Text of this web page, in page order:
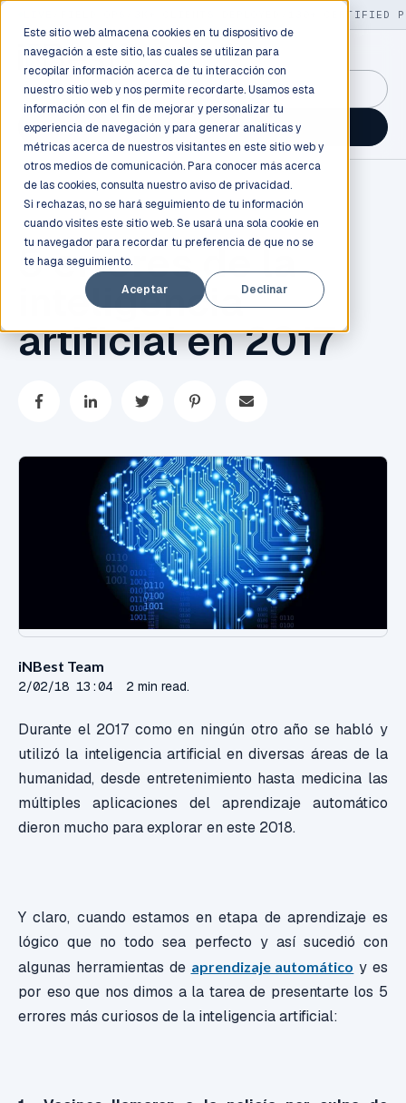
Este sitio web almacena cookies en tu dispositivo de
navegación a este sitio, las cuales se utilizan para
recopilar información acerca de tu interacción con
nuestro sitio web y nos permite recordarte. Usamos esta
información con el fin de mejorar y personalizar tu
experiencia de navegación y para generar analíticas y
métricas acerca de nuestros visitantes en este sitio web y
otros medios de comunicación. Para conocer más acerca
de las cookies, consulta nuestro aviso de privacidad.
Si rechazas, no se hará seguimiento de tu información
cuando visites este sitio web. Se usará una sola cookie en
tu navegador para recordar tu preferencia de que no se
te haga seguimiento.
Aceptar
Declinar
130+ CERTIFIED
GuidancePlex →
Talk to an engineer →
5 errores de la
inteligencia
artificial en 2017
iNBest Team
2/02/18 13:04 2 min read.
Durante el 2017 como en ningún otro año se habló y
utilizó la inteligencia artificial en diversas áreas de la
humanidad, desde entretenimiento hasta medicina las
múltiples aplicaciones del aprendizaje automático
dieron mucho para explorar en este 2018.
Y claro, cuando estamos en etapa de aprendizaje es
lógico que no todo sea perfecto y así sucedió con
algunas herramientas de aprendizaje automático y es
por eso que nos dimos a la tarea de presentarte los 5
errores más curiosos de la inteligencia artificial: